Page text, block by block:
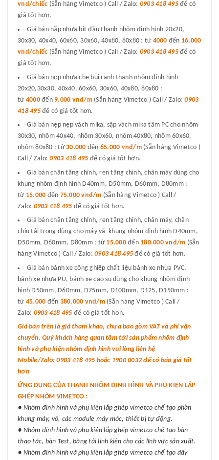
vnd/chiếc (Sẵn hàng Vimetco ) Call / Zalo: 0903 418 495để có
giá tốt hơn.
Giá bán nắp nhựa bịt đầu thanh nhôm định hình 20x20,
30x30, 40x40, 60x60, 30x60, 40x80, 80x80 : từ 4000 đến 16.000
vnd/chiếc (Sẵn hàng Vimetco ) Call / Zalo: 0903 418 495để có
giá tốt hơn.
Giá bán nẹp nhựa che bụi rãnh thanh nhôm định hình
20x20,30x30, 40x40, 60x60, 30x60, 40x80, 80x80 :
từ 4000đến 9.000 vnd/m(Sẵn hàng Vimetco ) Call / Zalo:0903
418 495để có giá tốt hơn.
Giá bán nẹp nẹp vách mika, sập vách mika tâm PC cho nhôm
30x30, nhôm 40x40, nhôm 30x60, nhôm 40x80, nhôm 60x60,
nhôm 80x80 : từ30.000 đến 65.000 vnd/m(Sẵn hàng Vimetco )
Call / Zalo:0903 418 495 để có giá tốt hơn.
Giá bán chân tăng chỉnh, ren tăng chỉnh, chân máy dùng cho
khung nhôm định hình D40mm, D50mm, D60mm, D80mm :
từ 15.000 đến 75.000 vnd/m (Sẵn hàng Vimetco ) Call /
Zalo: 0903 418 495 để có giá tốt hơn.
Giá bán chân tăng chỉnh, ren tăng chỉnh, chân máy, chân
chịu tải trọng dùng cho máy và khung nhôm định hình D40mm,
D50mm, D60mm, D80mm : từ 15.000đến 180.000 vnd/m (Sẵn
hàng Vimetco ) Call / Zalo: 0903 418 495 để có giá tốt hơn.
Giá bán bánh xe công ghiệp chất liệu bánh xe nhựa PVC,
bánh xe nhựa PU, bánh xe cao su dùng cho khung nhôm định
hình D50mm, D60mm, D75mm, D100mm, D125, D150mm :
từ 45.000 đến 380.000 vnd/m(Sẵn hàng Vimetco ) Call /
Zalo: 0903 418 495 để có giá tốt hơn.
Giá bán trên là giá tham khảo, chưa bao gồm VAT và phí vận
chuyển. Quý khách hàng quan tâm tới sản phẩm nhôm định
hình và phụ kiện nhôm định hình vui lòng liên hệ
Mobile/Zalo: 0903 418 495 hoặc 1900 0032 để có báo giá tốt
hơn
ỨNG DỤNG CỦA THANH NHÔM ĐỊNH HÌNH VÀ PHỤ KIỆN LẮP
GHÉP NHÔM VIMETCO :
● Nhôm đinh hình và phụ kiện lắp ghép vimetco chế tạo phần
khung máy, vỏ, các module máy móc, thiết bị tự động.
● Nhôm đinh hình và phụ kiện lắp ghép vimetco chế tạo bàn
thao tác, bàn Test, băng tải linh kiện cho các lĩnh vực sản xuất.
● Nhôm đinh hình và phụ kiện lắp ghép vimetco chế tạo dây